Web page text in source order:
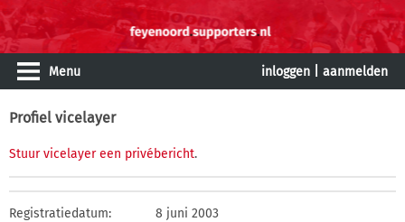
Menu inloggen aanmelden
Profiel vicelayer
Stuur vicelayer een privébericht.
Registratiedatum: 8 juni 2003